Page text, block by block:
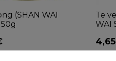
(SHAN WAI
Te
WAI